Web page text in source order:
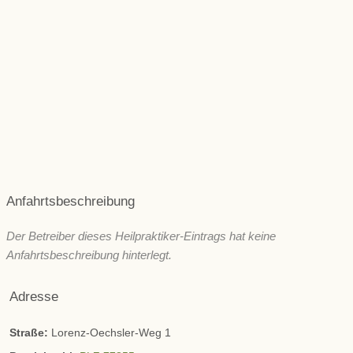
Anfahrtsbeschreibung
Der Betreiber dieses Heilpraktiker-Eintrags hat keine
Anfahrtsbeschreibung hinterlegt.
Adresse
Straße: Lorenz-Oechsler-Weg 1